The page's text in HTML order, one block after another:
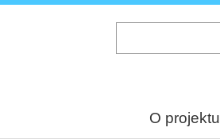
O projektu